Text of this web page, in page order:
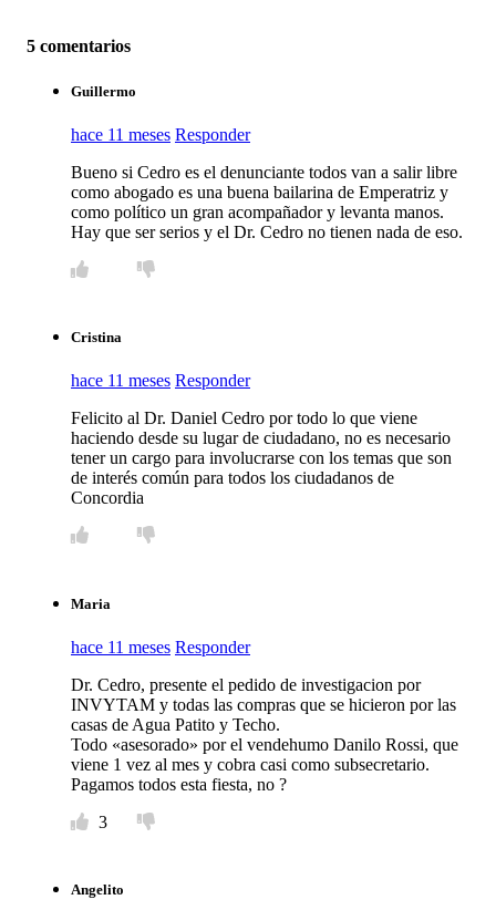
5 comentarios
Guillermo
hace 11 meses Responder
Bueno si Cedro es el denunciante todos van a salir libre
como abogado es una buena bailarina de Emperatriz y
como político un gran acompañador y levanta manos.
Hay que ser serios y el Dr. Cedro no tienen nada de eso.
Cristina
hace 11 meses Responder
Felicito al Dr. Daniel Cedro por todo lo que viene
haciendo desde su lugar de ciudadano, no es necesario
tener un cargo para involucrarse con los temas que son
de interés común para todos los ciudadanos de
Concordia
Maria
hace 11 meses Responder
Dr. Cedro, presente el pedido de investigacion por
INVYTAM y todas las compras que se hicieron por las
casas de Agua Patito y Techo.
Todo «asesorado» por el vendehumo Danilo Rossi, que
viene 1 vez al mes y cobra casi como subsecretario.
Pagamos todos esta fiesta, no ?
3
Angelito